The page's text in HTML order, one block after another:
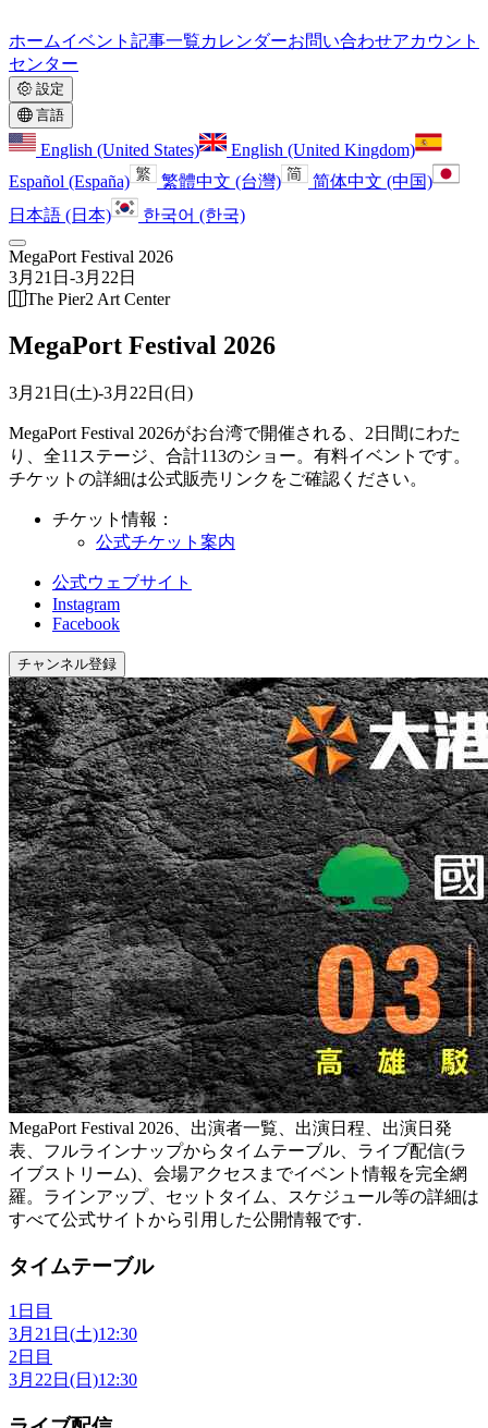
ホームイベント 記事一覧カレンダーお問い合わせアカウント
センター
設定
言語
English (United States)
English (United Kingdom)
Español (España)
繁體中文 (台灣)
简体中文 (中国)
日本語 (日本)
한국어 (한국)
MegaPort Festival 2026
3月21日 -3月22日
The Pier2 Art Center
MegaPort Festival 2026
3月21日(土)-3月22日(日)
MegaPort Festival 2026がお台湾で開催される、2日間にわた
り、全11ステージ、合計113のショー。 有料イベントです。
チケットの詳細は公式販売リンクをご確認ください。
チケット情報：
公式チケット案内
公式ウェブサイト
Instagram
Facebook
チャンネル登録
MegaPort Festival 2026、出演者一覧、出演日程、出演日発
表、フルラインナップからタイムテーブル、ライブ配信(ラ
イブストリーム)、会場アクセスまでイベント情報を完全網
羅。ラインアップ、セットタイム、スケジュール等の詳細は
すべて公式サイトから引用した公開情報です.
タイムテーブル
1日目
3月21日(土)12:30
2日目
3月22日(日)12:30